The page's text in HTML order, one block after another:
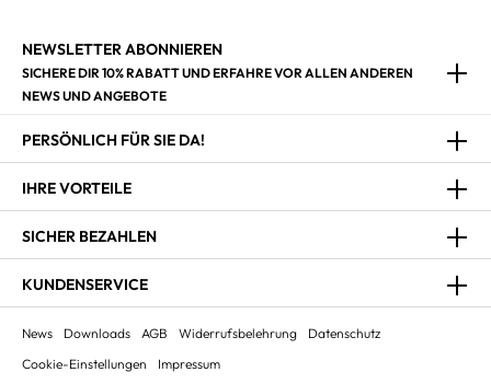
NEWSLETTER ABONNIEREN
SICHERE DIR 10% RABATT UND ERFAHRE VOR ALLEN ANDEREN
NEWS UND ANGEBOTE
PERSÖNLICH FÜR SIE DA!
IHRE VORTEILE
SICHER BEZAHLEN
KUNDENSERVICE
News Downloads AGB Widerrufsbelehrung
Datenschutz
Cookie-Einstellungen
Impressum